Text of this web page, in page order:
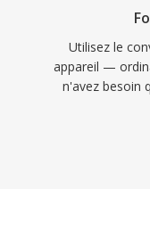
Utilisez le
appareil —
n'avez besoin